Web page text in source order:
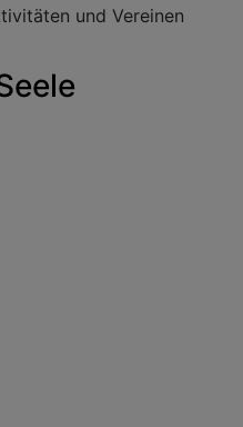
und Vereinen